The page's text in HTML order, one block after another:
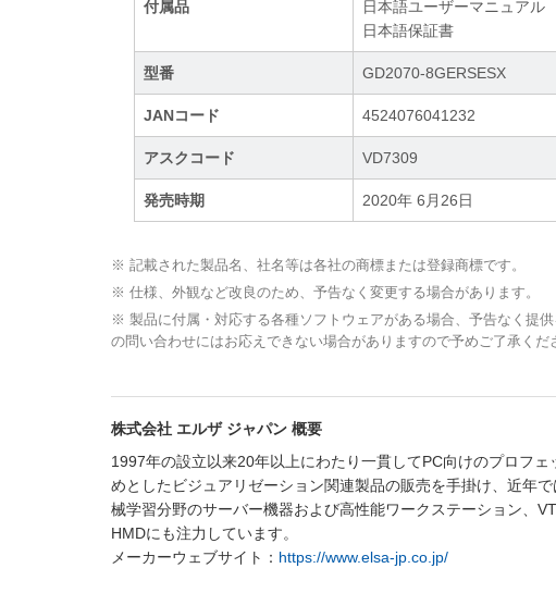
付属品
日本語ユーザーマニュアル
日本語保証書
型番 GD2070-8GERSESX
JANコード 4524076041232
アスクコード VD7309
発売時期 2020年 6月26日
※ 記載された製品名、社名等は各社の商標または登録商標です。
※ 仕様、外観など改良のため、予告なく変更する場合があります。
※ 製品に付属・対応する各種ソフトウェアがある場合、予告なく提
の問い合わせにはお応えできない場合がありますので予めご了承くだ
株式会社 エルザ ジャパン 概要
1997年の設立以来20年以上にわたり一貫してPC向けのプロフ
めとしたビジュアリゼーション関連製品の販売を手掛け、近年
械学習分野のサーバー機器および高性能ワークステーション、
HMDにも注力しています。
メーカーウェブサイト： https://www.elsa-jp.co.jp/